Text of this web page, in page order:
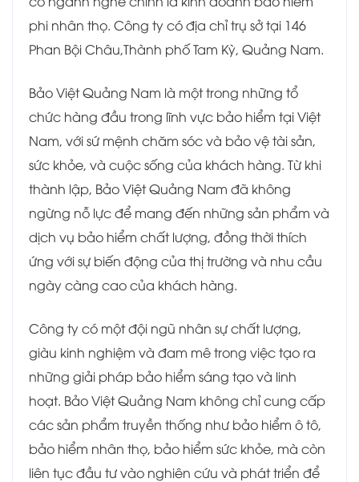
phi nhân thọ. Công ty có địa chỉ trụ sở tại 146
Phan Bội Châu,Thành phố Tam Kỳ, Quảng Nam.
Bảo Việt Quảng Nam là một trong những tổ
chức hàng đầu trong lĩnh vực bảo hiểm tại Việt
Nam, với sứ mệnh chăm sóc và bảo vệ tài sản,
sức khỏe, và cuộc sống của khách hàng. Từ khi
thành lập, Bảo Việt Quảng Nam đã không
ngừng nỗ lực để mang đến những sản phẩm và
dịch vụ bảo hiểm chất lượng, đồng thời thích
ứng với sự biến động của thị trường và nhu cầu
ngày càng cao của khách hàng.
Công ty có một đội ngũ nhân sự chất lượng,
giàu kinh nghiệm và đam mê trong việc tạo ra
những giải pháp bảo hiểm sáng tạo và linh
hoạt. Bảo Việt Quảng Nam không chỉ cung cấp
các sản phẩm truyền thống như bảo hiểm ô tô,
bảo hiểm nhân thọ, bảo hiểm sức khỏe, mà còn
liên tục đầu tư vào nghiên cứu và phát triển để